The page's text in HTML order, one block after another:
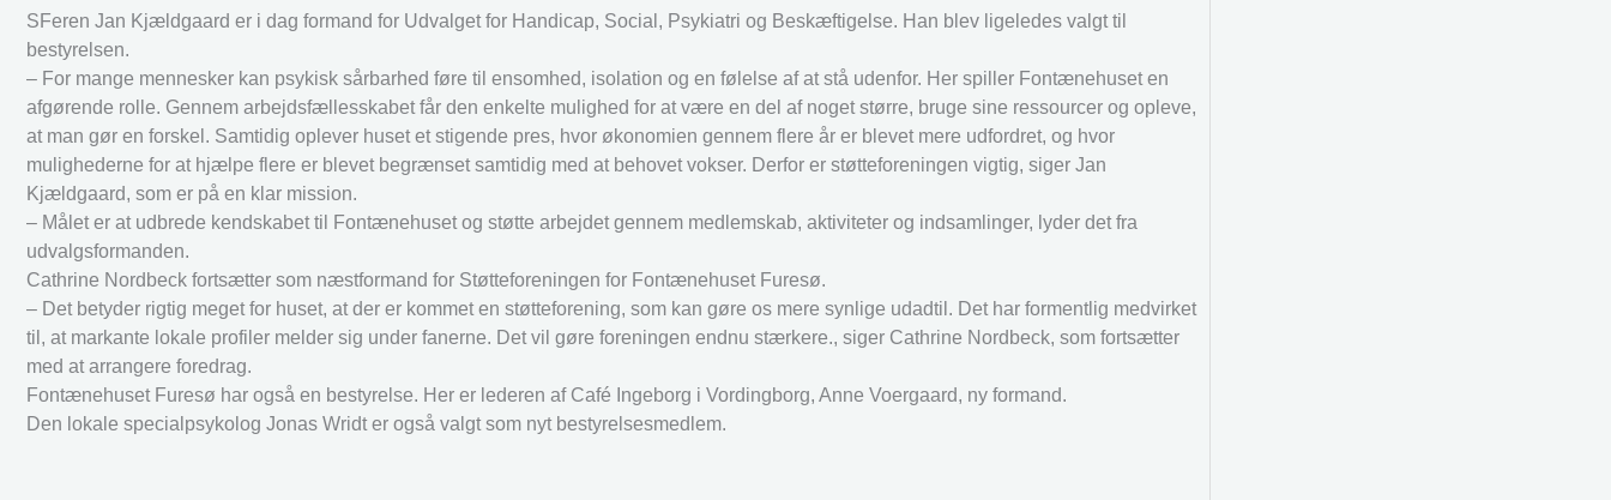
SFeren Jan Kjældgaard er i dag formand for Udvalget for Handicap, Social, Psykiatri og Beskæftigelse. Han blev ligeledes valgt til
bestyrelsen.
– For mange mennesker kan psykisk sårbarhed føre til ensomhed, isolation og en følelse af at stå udenfor. Her spiller Fontænehuset en
afgørende rolle. Gennem arbejdsfællesskabet får den enkelte mulighed for at være en del af noget større, bruge sine ressourcer og opleve,
at man gør en forskel. Samtidig oplever huset et stigende pres, hvor økonomien gennem flere år er blevet mere udfordret, og hvor
mulighederne for at hjælpe flere er blevet begrænset samtidig med at behovet vokser. Derfor er støtteforeningen vigtig, siger Jan
Kjældgaard, som er på en klar mission.
– Målet er at udbrede kendskabet til Fontænehuset og støtte arbejdet gennem medlemskab, aktiviteter og indsamlinger, lyder det fra
udvalgsformanden.
Cathrine Nordbeck fortsætter som næstformand for Støtteforeningen for Fontænehuset Furesø.
– Det betyder rigtig meget for huset, at der er kommet en støtteforening, som kan gøre os mere synlige udadtil. Det har formentlig medvirket
til, at markante lokale profiler melder sig under fanerne. Det vil gøre foreningen endnu stærkere., siger Cathrine Nordbeck, som fortsætter
med at arrangere foredrag.
Fontænehuset Furesø har også en bestyrelse. Her er lederen af Café Ingeborg i Vordingborg, Anne Voergaard, ny formand.
Den lokale specialpsykolog Jonas Wridt er også valgt som nyt bestyrelsesmedlem.